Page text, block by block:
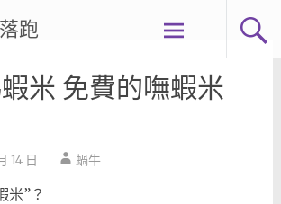
跑
米 免費的嘸蝦米
14 日 蝸牛
米”？